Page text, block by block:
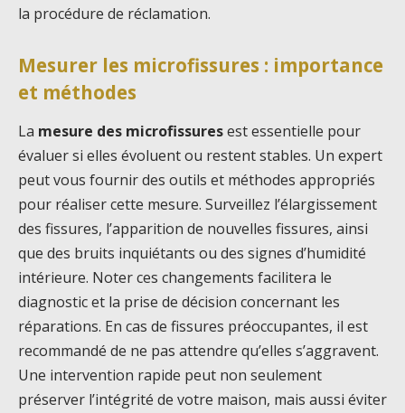
la procédure de réclamation.
Mesurer les microfissures : importance
et méthodes
La mesure des microfissuresest essentielle pour
évaluer si elles évoluent ou restent stables. Un expert
peut vous fournir des outils et méthodes appropriés
pour réaliser cette mesure. Surveillez l’élargissement
des fissures, l’apparition de nouvelles fissures, ainsi
que des bruits inquiétants ou des signes d’humidité
intérieure. Noter ces changements facilitera le
diagnostic et la prise de décision concernant les
réparations. En cas de fissures préoccupantes, il est
recommandé de ne pas attendre qu’elles s’aggravent.
Une intervention rapide peut non seulement
préserver l’intégrité de votre maison, mais aussi éviter